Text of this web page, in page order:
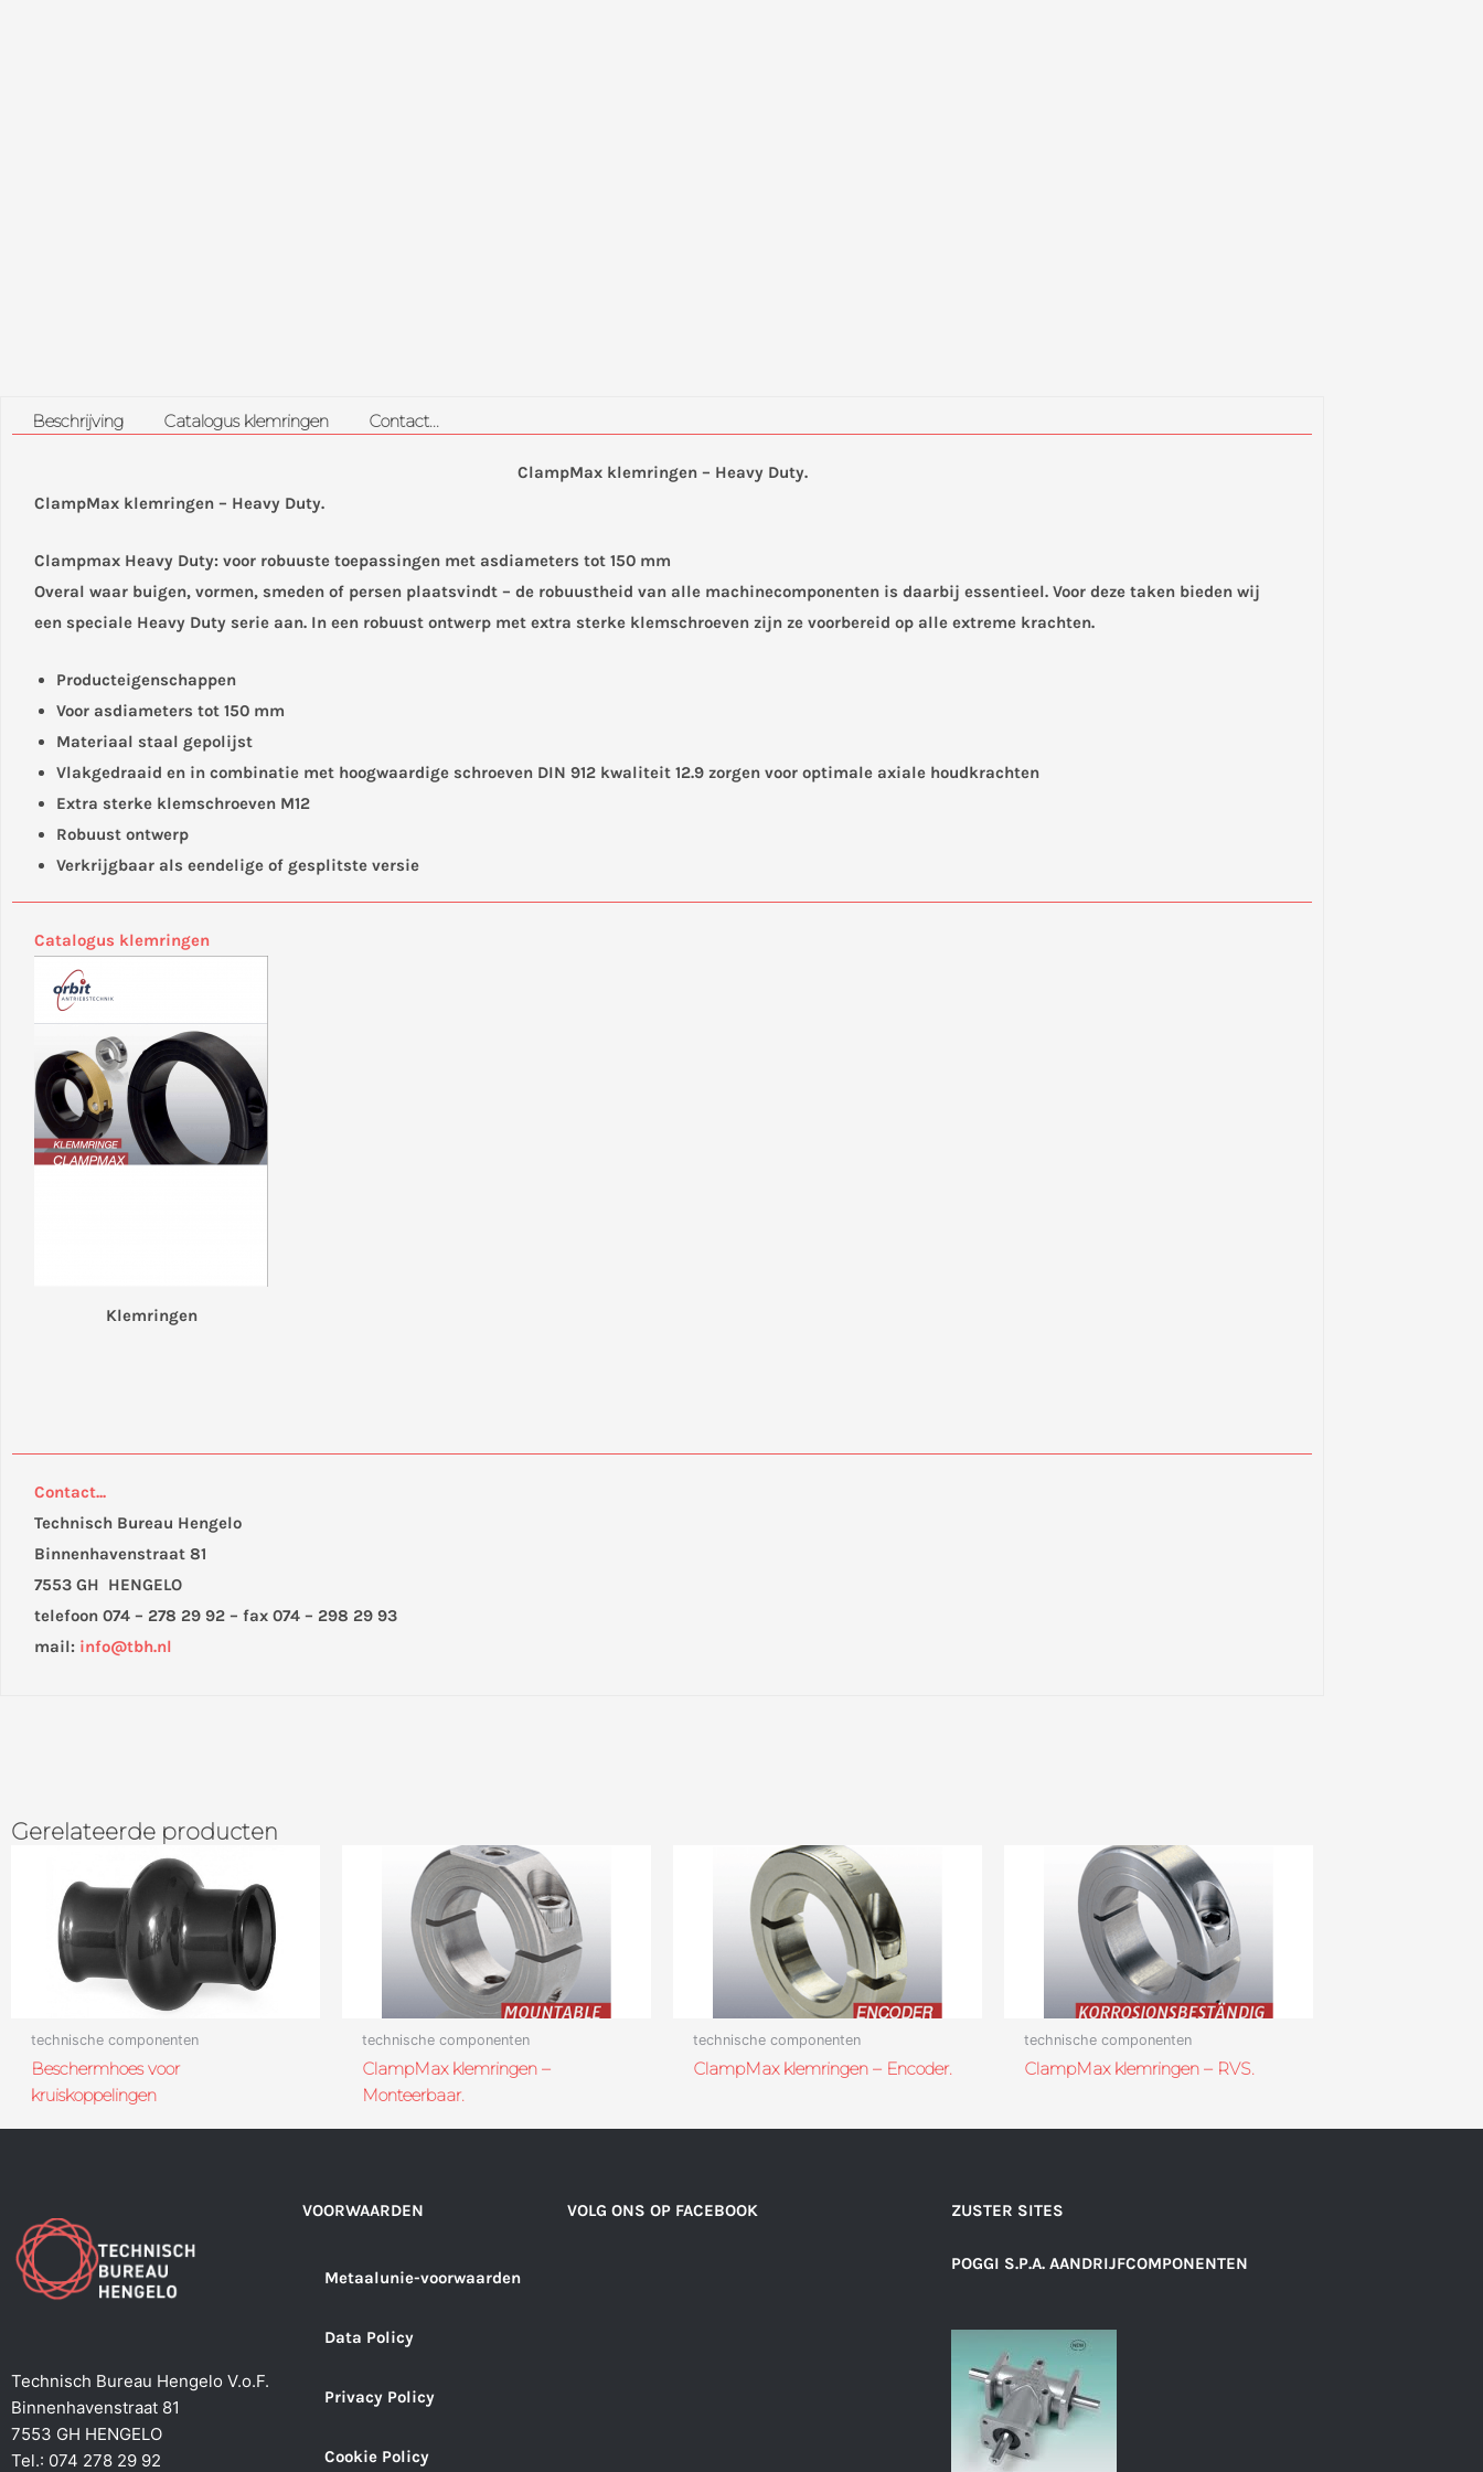
Beschrijving Catalogus klemringen Contact...
ClampMax klemringen – Heavy Duty.
ClampMax klemringen – Heavy Duty.
Clampmax Heavy Duty: voor robuuste toepassingen met asdiameters tot 150 mm
Overal waar buigen, vormen, smeden of persen plaatsvindt – de robuustheid van alle machinecomponenten is daarbij essentieel. Voor deze taken bieden wij
een speciale Heavy Duty serie aan. In een robuust ontwerp met extra sterke klemschroeven zijn ze voorbereid op alle extreme krachten.
Producteigenschappen
Voor asdiameters tot 150 mm
Materiaal staal gepolijst
Vlakgedraaid en in combinatie met hoogwaardige schroeven DIN 912 kwaliteit 12.9 zorgen voor optimale axiale houdkrachten
Extra sterke klemschroeven M12
Robuust ontwerp
Verkrijgbaar als eendelige of gesplitste versie
Catalogus klemringen
Klemringen
Contact...
Technisch Bureau Hengelo
Binnenhavenstraat 81
7553 GH HENGELO
telefoon 074 – 278 29 92 – fax 074 – 298 29 93
mail: info@tbh.nl
Gerelateerde producten
technische componenten
Beschermhoes voor
kruiskoppelingen
technische componenten
ClampMax klemringen –
Monteerbaar.
technische componenten
ClampMax klemringen – Encoder.
technische componenten
ClampMax klemringen – RVS.
Technisch Bureau Hengelo V.o.F.
Binnenhavenstraat 81
7553 GH HENGELO
Tel.: 074 278 29 92
VOORWAARDEN
Metaalunie-voorwaarden
Data Policy
Privacy Policy
Cookie Policy
VOLG ONS OP FACEBOOK ZUSTER SITES
POGGI S.P.A. AANDRIJFCOMPONENTEN